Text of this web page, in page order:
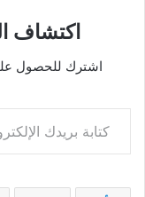
اكتشاف
اشترك للحصول
كتابة بريدك الإلكتروني...